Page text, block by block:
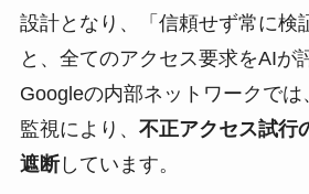
設計となり、「信頼せず常に検
と、全てのアクセス要求をAIが
Googleの内部ネットワークで
監視により、 不正アクセス試行
遮断しています。